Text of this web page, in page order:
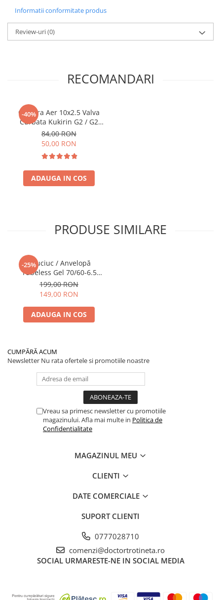
Informatii conformitate produs
Review-uri(0)
RECOMANDARI
-40%
Camera Aer 10x2.5 Valva
Curbata Kukirin G2 / G2
Max / G2 Master
84,00 RON
50,00 RON
ADAUGA IN COS
PRODUSE SIMILARE
-25%
Cauciuc / Anvelopă
Tubeless Gel 70/60-6.5
Hitway 10x2.7-6.5
199,00 RON
149,00 RON
ADAUGA IN COS
CUMPĂRĂ ACUM
Newsletter Nu rata ofertele si promotiile noastre
Vreau sa primesc newsletter cu promotiile
magazinului. Afla mai multe in Politica de
Confidentialitate
MAGAZINUL MEU
CLIENTI
DATE COMERCIALE
SUPORT CLIENTI
0777028710
comenzi@doctortrotineta.ro
SOCIAL URMARESTE-NE IN SOCIAL MEDIA